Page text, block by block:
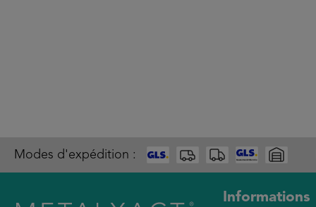
Modes d'expédition :
Informations